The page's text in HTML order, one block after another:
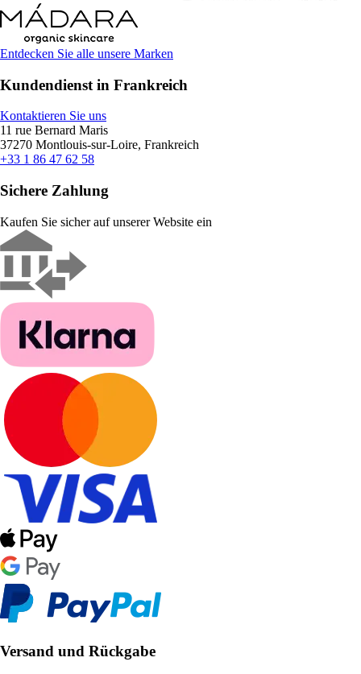
Entdecken Sie alle unsere Marken
Kundendienst in Frankreich
Kontaktieren Sie uns
11 rue Bernard Maris
37270 Montlouis-sur-Loire, Frankreich
+33 1 86 47 62 58
Sichere Zahlung
Kaufen Sie sicher auf unserer Website ein
Versand und Rückgabe